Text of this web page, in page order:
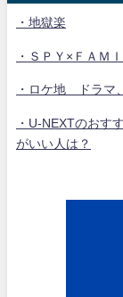
・地獄楽
・ＳＰＹ×ＦＡＭ
・ロケ地 ドラマ
・U-NEXTのおす
がいい人は？